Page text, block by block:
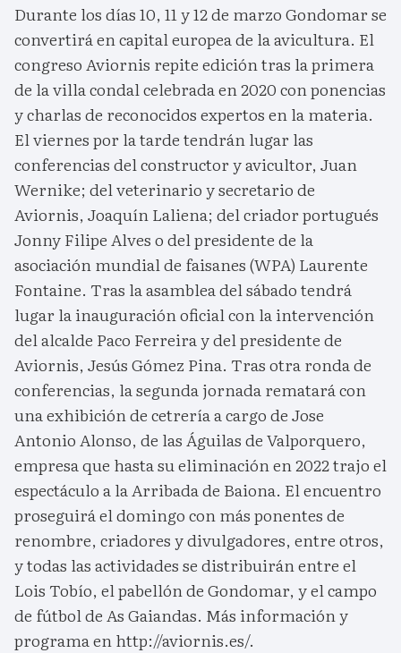
Durante los días 10, 11 y 12 de marzo Gondomar se
convertirá en capital europea de la avicultura. El
congreso Aviornis repite edición tras la primera
de la villa condal celebrada en 2020 con ponencias
y charlas de reconocidos expertos en la materia.
El viernes por la tarde tendrán lugar las
conferencias del constructor y avicultor, Juan
Wernike; del veterinario y secretario de
Aviornis, Joaquín Laliena; del criador portugués
Jonny Filipe Alves o del presidente de la
asociación mundial de faisanes (WPA) Laurente
Fontaine. Tras la asamblea del sábado tendrá
lugar la inauguración oficial con la intervención
del alcalde Paco Ferreira y del presidente de
Aviornis, Jesús Gómez Pina. Tras otra ronda de
conferencias, la segunda jornada rematará con
una exhibición de cetrería a cargo de Jose
Antonio Alonso, de las Águilas de Valporquero,
empresa que hasta su eliminación en 2022 trajo el
espectáculo a la Arribada de Baiona. El encuentro
proseguirá el domingo con más ponentes de
renombre, criadores y divulgadores, entre otros,
y todas las actividades se distribuirán entre el
Lois Tobío, el pabellón de Gondomar, y el campo
de fútbol de As Gaiandas. Más información y
programa en http://aviornis.es/.